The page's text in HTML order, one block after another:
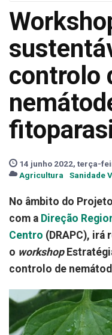
controlo
14 junho 2022, terça-
Agricultura
Sanidade
No âmbito do
com a Direção
Centro (DRAPC), irá
o workshop
controlo de